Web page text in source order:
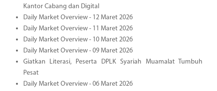
Kantor Cabang dan Digital
Daily Market Overview - 12 Maret 2026
Daily Market Overview - 11 Maret 2026
Daily Market Overview - 10 Maret 2026
Daily Market Overview - 09 Maret 2026
Giatkan Literasi, Peserta DPLK Syariah Muamalat Tumbuh
Pesat
Daily Market Overview - 06 Maret 2026